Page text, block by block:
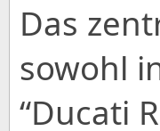
Das
sowohl
“Ducati